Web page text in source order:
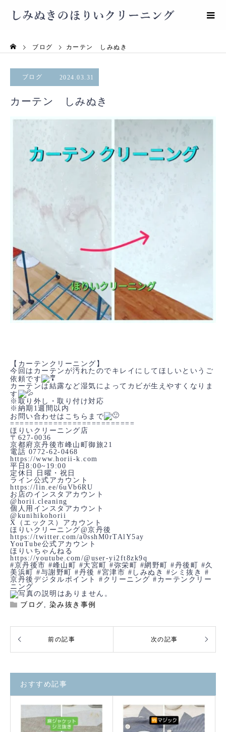
ブログ カーテン しみぬき
ブログ 2024.03.31
カーテン しみぬき
【カーテンクリーニング】
今回はカーテンが汚れたのでキレイにしてほしいというご
依頼です
カーテンは結露など湿気によってカビが生えやすくなりま
す
※取り外し・取り付け対応
※納期1週間以内
お問い合わせはこちらまで
==========================
ほりいクリーニング店
〒627-0036
京都府京丹後市峰山町御旅21
電話 0772-62-0468
https://www.horii-k.com
平日8:00~19:00
定休日 日曜・祝日
ライン公式アカウント
https://lin.ee/6uVb6RU
お店のインスタアカウント
@horii.cleaning
個人用インスタアカウント
@kunihikohorii
X（エックス）アカウント
ほりいクリーニング@京丹後
https://twitter.com/a0sshM0rTAlY5ay
YouTube公式アカウント
ほりいちゃんねる
https://youtube.com/@user-yi2ft8zk9q
#京丹後市 #峰山町 #大宮町 #弥栄町 #網野町 #丹後町
#久
美浜町
#与謝野町 #丹後 #宮津市 #しみぬき #シミ抜き
#
京丹後デジタルポイント
#クリーニング #カーテンクリー
ニング
ブログ 染み抜き事例
おすすめ記事